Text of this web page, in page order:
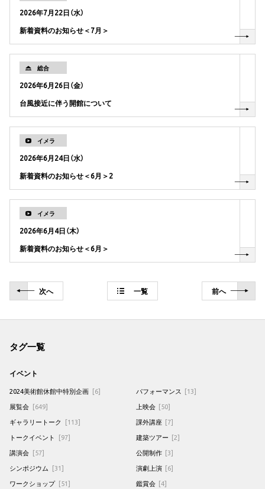
2026年7月22日（水）
新着資料のお知らせ＜7月＞
総合
2026年6月26日（金）
台風接近に伴う開館について
イメラ
2026年6月24日（水）
新着資料のお知らせ＜6月＞2
イメラ
2026年6月4日（木）
新着資料のお知らせ＜6月＞
次へ 一覧 前へ
タグ一覧
イベント
2024美術館休館中特別企画 [6]
展覧会 [649]
ギャラリートーク [113]
トークイベント [97]
講演会 [57]
シンポジウム [31]
ワークショップ [51]
パフォーマンス [13]
上映会 [50]
課外講座 [7]
建築ツアー [2]
公開制作 [3]
演劇上演 [6]
鑑賞会 [4]